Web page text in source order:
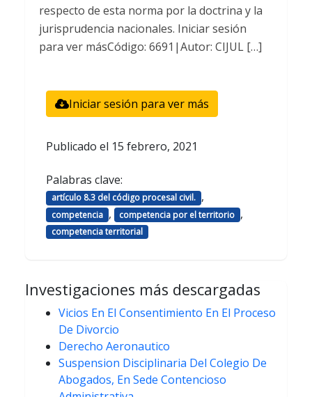
respecto de esta norma por la doctrina y la
jurisprudencia nacionales. Iniciar sesión
para ver másCódigo: 6691|Autor: CIJUL […]
Iniciar sesión para ver más
Publicado el 15 febrero, 2021
Palabras clave:
artículo 8.3 del código procesal civil. ,
competencia , competencia por el territorio ,
competencia territorial
Investigaciones más descargadas
Vicios En El Consentimiento En El Proceso
De Divorcio
Derecho Aeronautico
Suspension Disciplinaria Del Colegio De
Abogados, En Sede Contencioso